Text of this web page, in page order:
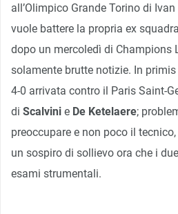
all’Olimpico Grande Torino di
vuole battere la propria ex
dopo un mercoledì di Champions
solamente brutte notizie. In
4-0 arrivata contro il Paris Saint-
di Scalvini e De Ketelaere;
preoccupare e non poco il
un sospiro di sollievo ora che i
esami strumentali.